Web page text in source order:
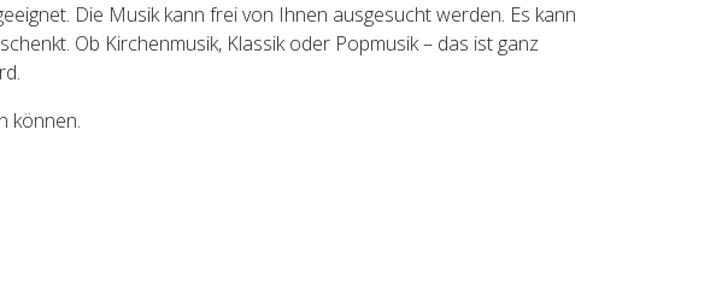
Die Musik kann frei von Ihnen ausgesucht werden. Es kann
Ob Kirchenmusik, Klassik oder Popmusik – das ist ganz
können.